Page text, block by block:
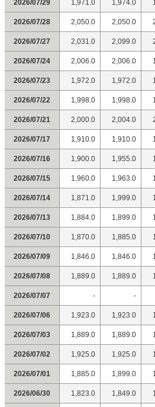
2026/07/29 1,971.0 1,974.0
2026/07/28 2,050.0 2,050.0
2026/07/27 2,031.0 2,099.0
2026/07/24 2,006.0 2,006.0
2026/07/23 1,972.0 1,972.0
2026/07/22 1,998.0 1,998.0
2026/07/21 2,000.0 2,004.0
2026/07/17 1,910.0 1,910.0
2026/07/16 1,900.0 1,955.0
2026/07/15 1,960.0 1,963.0
2026/07/14 1,871.0 1,999.0
2026/07/13 1,884.0 1,899.0
2026/07/10 1,870.0 1,885.0
2026/07/09 1,846.0 1,846.0
2026/07/08 1,889.0 1,889.0
2026/07/07 - -
2026/07/06 1,923.0 1,923.0
2026/07/03 1,889.0 1,889.0
2026/07/02 1,925.0 1,925.0
2026/07/01 1,885.0 1,899.0
2026/06/30 1,823.0 1,849.0